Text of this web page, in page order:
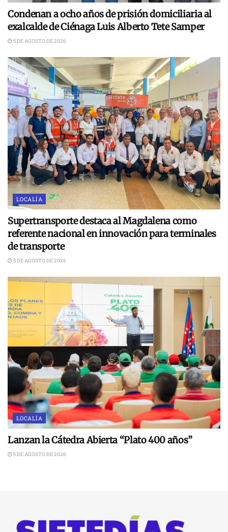
Condenan a ocho años de prisión domiciliaria al
exalcalde de Ciénaga Luis Alberto Tete Samper
5 DE AGOSTO DE 2026
LOCALÍA
Supertransporte destaca al Magdalena como
referente nacional en innovación para terminales
de transporte
5 DE AGOSTO DE 2026
LOCALÍA
Lanzan la Cátedra Abierta “Plato 400 años”
5 DE AGOSTO DE 2026